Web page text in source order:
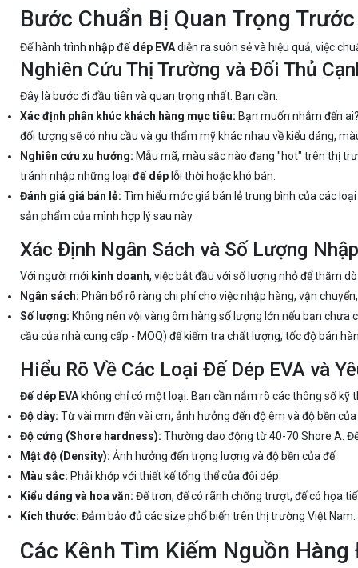
Bước Chuẩn Bị Quan Trọng
Để hành trình nhập đế dép EVAdiễn ra suôn sẻ và hiệu quả, việc
Nghiên Cứu Thị Trường và Đối Thủ
Đây là bước đi đầu tiên và quan trọng nhất. Bạn cần:
Xác định phân khúc khách hàng mục tiêu: Bạn muốn nhắm đến
đối tượng sẽ có nhu cầu và gu thẩm mỹ khác nhau về kiểu dáng,
Nghiên cứu xu hướng: Mẫu mã, màu sắc nào đang "hot" trên thị
tránh nhập những loại đế dép lỗi thời hoặc khó bán.
Đánh giá giá bán lẻ: Tìm hiểu mức giá bán lẻ trung bình của các
sản phẩm của mình hợp lý sau này.
Xác Định Ngân Sách và Số Lượng
Với người mới kinh doanh, việc bắt đầu với số lượng nhỏ để thăm
Ngân sách: Phân bổ rõ ràng chi phí cho việc nhập hàng, vận
Số lượng: Không nên vội vàng ôm hàng số lượng lớn nếu bạn
cầu của nhà cung cấp - MOQ) để kiểm tra chất lượng, tốc độ bán
Hiểu Rõ Về Các Loại Đế Dép EVA và
Đế dép EVA không chỉ có một loại. Bạn cần nắm rõ các thông số
Độ dày: Từ vài mm đến vài cm, ảnh hưởng đến độ êm và độ bền
Độ cứng (Shore hardness): Thường dao động từ 40-70 Shore A.
Mật độ (Density): Ảnh hưởng đến trọng lượng và độ bền của đế.
Màu sắc: Phải khớp với thiết kế tổng thể của đôi dép.
Kiểu dáng và hoa văn: Đế trơn, đế có rãnh chống trượt, đế có họa
Kích thước: Đảm bảo đủ các size phổ biến trên thị trường Việt Nam.
Các Kênh Tìm Kiếm Nguồn Hàng